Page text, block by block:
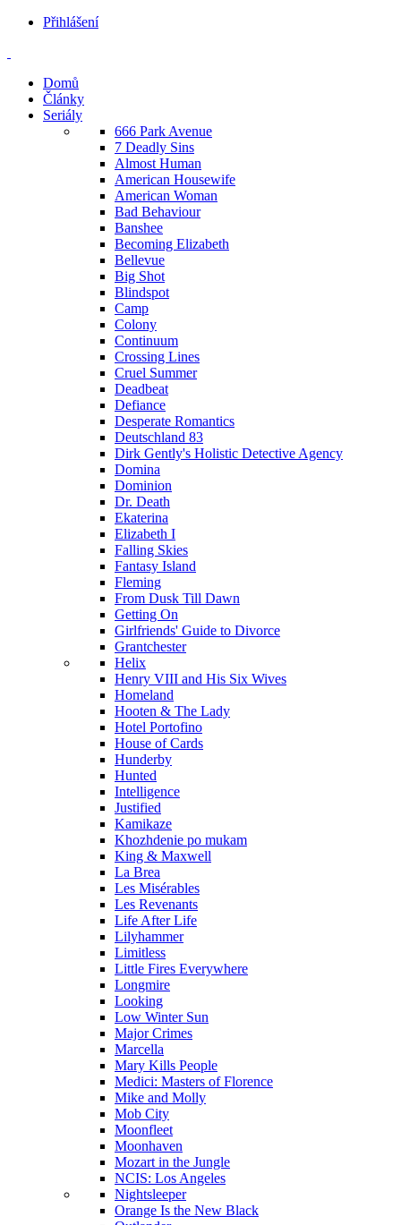
Přihlášení
Domů
Články
Seriály
666 Park Avenue
7 Deadly Sins
Almost Human
American Housewife
American Woman
Bad Behaviour
Banshee
Becoming Elizabeth
Bellevue
Big Shot
Blindspot
Camp
Colony
Continuum
Crossing Lines
Cruel Summer
Deadbeat
Defiance
Desperate Romantics
Deutschland 83
Dirk Gently's Holistic Detective Agency
Domina
Dominion
Dr. Death
Ekaterina
Elizabeth I
Falling Skies
Fantasy Island
Fleming
From Dusk Till Dawn
Getting On
Girlfriends' Guide to Divorce
Grantchester
Helix
Henry VIII and His Six Wives
Homeland
Hooten & The Lady
Hotel Portofino
House of Cards
Hunderby
Hunted
Intelligence
Justified
Kamikaze
Khozhdenie po mukam
King & Maxwell
La Brea
Les Misérables
Les Revenants
Life After Life
Lilyhammer
Limitless
Little Fires Everywhere
Longmire
Looking
Low Winter Sun
Major Crimes
Marcella
Mary Kills People
Medici: Masters of Florence
Mike and Molly
Mob City
Moonfleet
Moonhaven
Mozart in the Jungle
NCIS: Los Angeles
Nightsleeper
Orange Is the New Black